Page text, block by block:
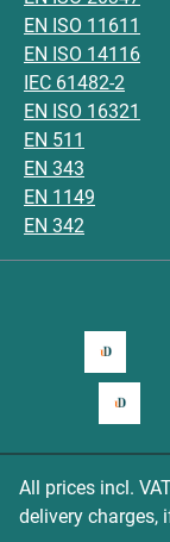
EN ISO 11611
EN ISO 14116
IEC 61482-2
EN ISO 16321
EN 511
EN 343
EN 1149
EN 342
All prices incl.
delivery charges,